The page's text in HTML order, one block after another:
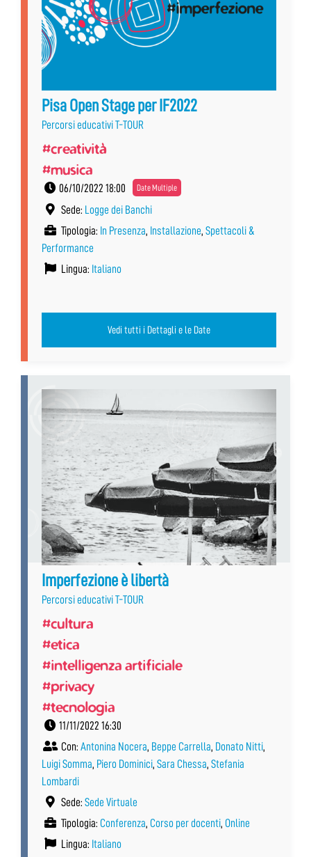
Pisa Open Stage per IF2022
Percorsi educativi T-TOUR
#creatività
#musica
06/10/2022 18:00 Date Multiple
Sede: Logge dei Banchi
Tipologia: In Presenza, Installazione, Spettacoli &
Performance
Lingua: Italiano
Vedi tutti i Dettagli e le Date
Imperfezione è libertà
Percorsi educativi T-TOUR
#cultura
#etica
#intelligenza artificiale
#privacy
#tecnologia
11/11/2022 16:30
Con: Antonina Nocera, Beppe Carrella, Donato Nitti,
Luigi Somma, Piero Dominici, Sara Chessa, Stefania
Lombardi
Sede: Sede Virtuale
Tipologia: Conferenza, Corso per docenti, Online
Lingua: Italiano